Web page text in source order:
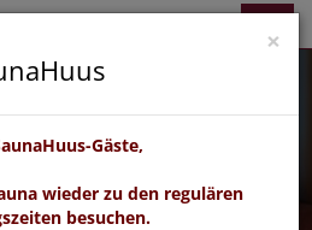
×
Gäste,
wieder zu den regulären
besuchen.